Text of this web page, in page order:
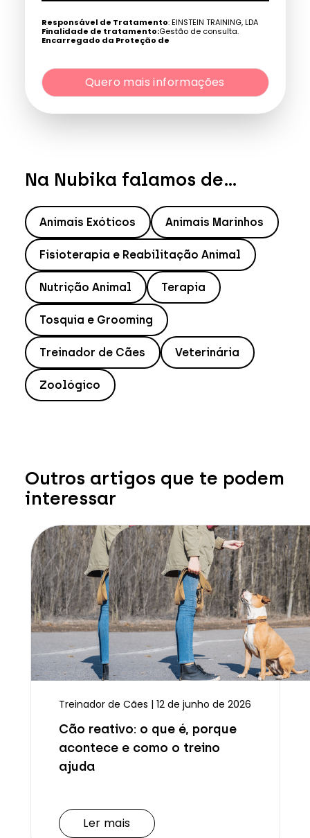
Responsável de Tratamento: EINSTEIN TRAINING, LDA
Finalidade de tratamento:Gestão de consulta.
Encarregado da Proteção de
por obrigação legal. / Direitos: aceder, retificar e excluir os
dados, bem como outros direitos, conforme o explicito na
Política de Privacidade.
Quero mais informações
Na Nubika falamos de...
Animais Exóticos Animais Marinhos
Fisioterapia e Reabilitação Animal
Nutrição Animal Terapia
Tosquia e Grooming
Treinador de Cães Veterinária
Zoológico
Outros artigos que te podem
interessar
Treinador de Cães | 12 de junho de 2026
Cão reativo: o que é, porque
acontece e como o treino
ajuda
Ler mais